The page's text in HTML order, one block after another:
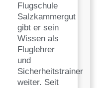
Flugschule
Salzkammergut
gibt er sein
Wissen als
Fluglehrer
und
Sicherheitstrainer
weiter. Seit